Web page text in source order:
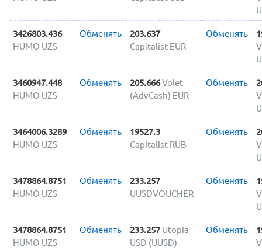
3426803.436
HUMO UZS
Обменять
203.637
Capitalist EUR
Обменять
3460947.448
HUMO UZS
Обменять 205.666Volet
(AdvCash) EUR
Обменять
3464006.3289
HUMO UZS
Обменять
19527.3
Capitalist RUB
Обменять
3478864.8751
HUMO UZS
Обменять
233.257
UUSDVOUCHER
Обменять
3478864.8751
HUMO UZS
Обменять 233.257 Utopia
USD (UUSD)
Обменять